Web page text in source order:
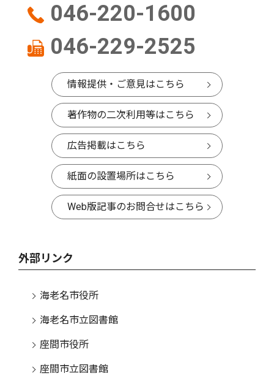
046-220-1600
046-229-2525
情報提供・ご意見はこちら
著作物の二次利用等はこちら
広告掲載はこちら
紙面の設置場所はこちら
Web版記事のお問合せはこちら
外部リンク
海老名市役所
海老名市立図書館
座間市役所
座間市立図書館